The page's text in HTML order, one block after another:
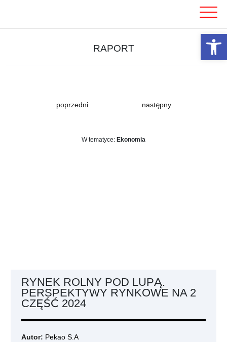
RAPORT
poprzedni następny
W tematyce: Ekonomia
RYNEK ROLNY POD LUPĄ.
PERSPEKTYWY RYNKOWE NA 2
CZĘŚĆ 2024
Autor: Pekao S.A